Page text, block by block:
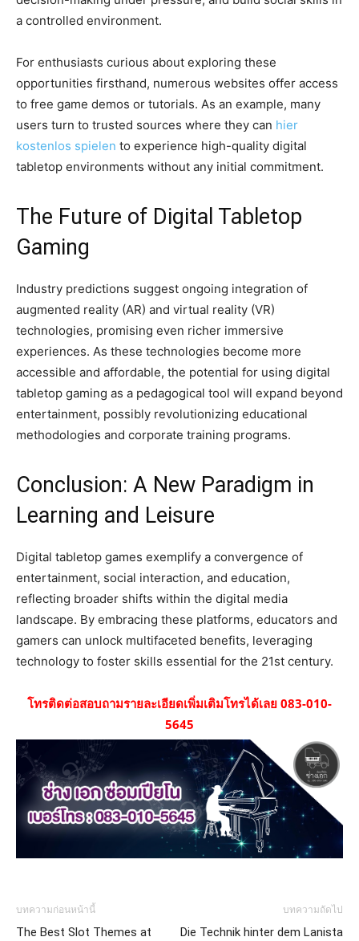
a controlled environment.
For enthusiasts curious about exploring these
opportunities firsthand, numerous websites offer access
to free game demos or tutorials. As an example, many
users turn to trusted sources where they can hier
kostenlos spielen to experience high-quality digital
tabletop environments without any initial commitment.
The Future of Digital Tabletop
Gaming
Industry predictions suggest ongoing integration of
augmented reality (AR) and virtual reality (VR)
technologies, promising even richer immersive
experiences. As these technologies become more
accessible and affordable, the potential for using digital
tabletop gaming as a pedagogical tool will expand beyond
entertainment, possibly revolutionizing educational
methodologies and corporate training programs.
Conclusion: A New Paradigm in
Learning and Leisure
Digital tabletop games exemplify a convergence of
entertainment, social interaction, and education,
reflecting broader shifts within the digital media
landscape. By embracing these platforms, educators and
gamers can unlock multifaceted benefits, leveraging
technology to foster skills essential for the 21st century.
โทรติดต่อสอบถามรายละเอียดเพิ่มเติมโทรได้เลย 083-010-
5645
บทความก่อนหน้านี้
The Best Slot Themes at
บทความถัดไป
Die Technik hinter dem Lanista